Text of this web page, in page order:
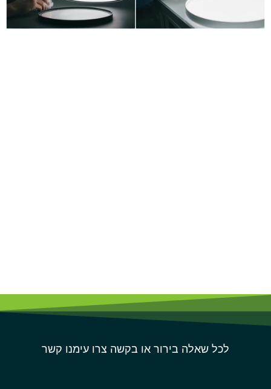
לכל שאלה בירור או בקשה צרו עימנו קשר